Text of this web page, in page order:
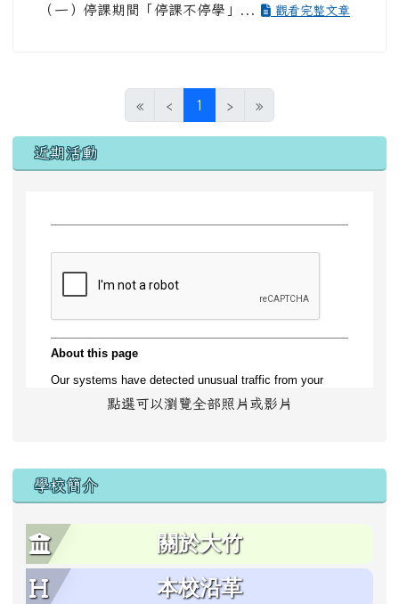
（一）停課期間「停課不停學」... 觀看完整文章
« ‹ 1 (目前頁次)
› »
左邊區域內容
近期活動
點選可以瀏覽全部照片或影片
學校簡介
關於大竹
本校沿革